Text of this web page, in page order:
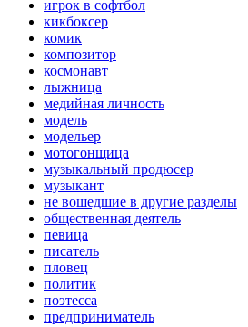
игрок в софтбол
кикбоксер
комик
композитор
космонавт
лыжница
медийная личность
модель
модельер
мотогонщица
музыкальный продюсер
музыкант
не вошедшие в другие разделы
общественная деятель
певица
писатель
пловец
политик
поэтесса
предприниматель